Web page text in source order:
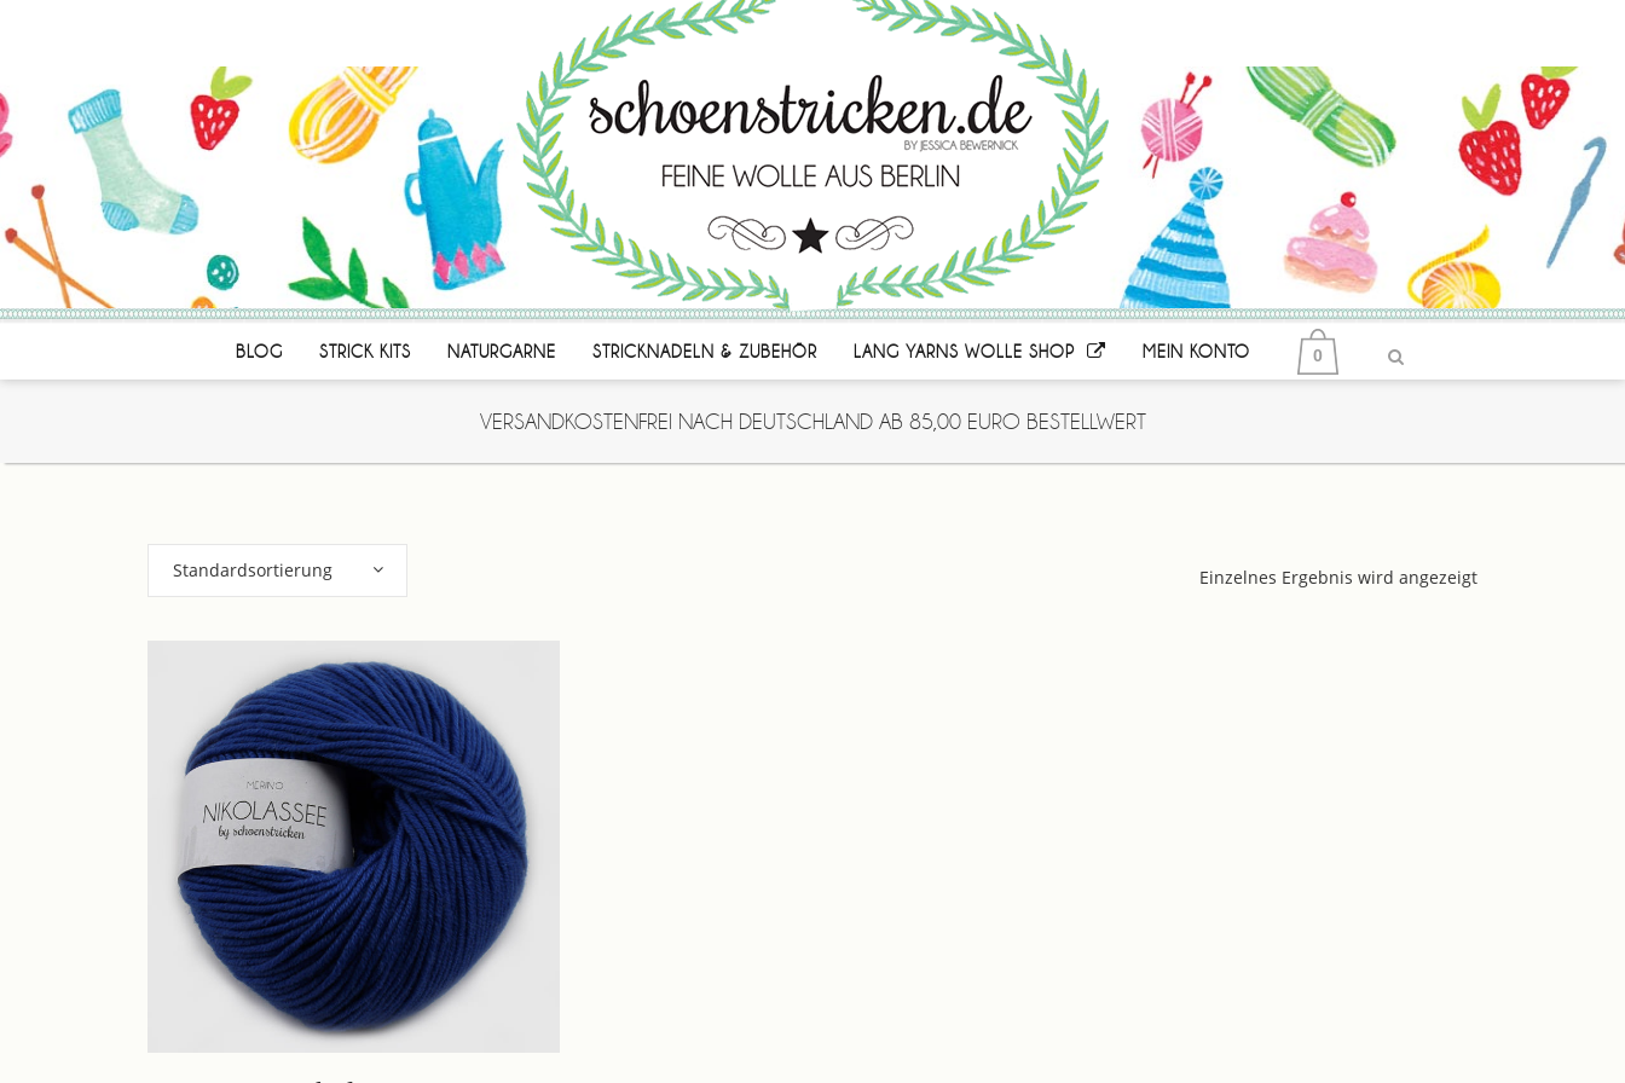
BLOG STRICK KITS NATURGARNE STRICKNADELN & ZUBEHÖR LANG YARNS WOLLE SHOP MEIN KONTO 0
VERSANDKOSTENFREI NACH DEUTSCHLAND AB 85,00 EURO BESTELLWERT
Einzelnes Ergebnis wird angezeigt
Standardsortierung